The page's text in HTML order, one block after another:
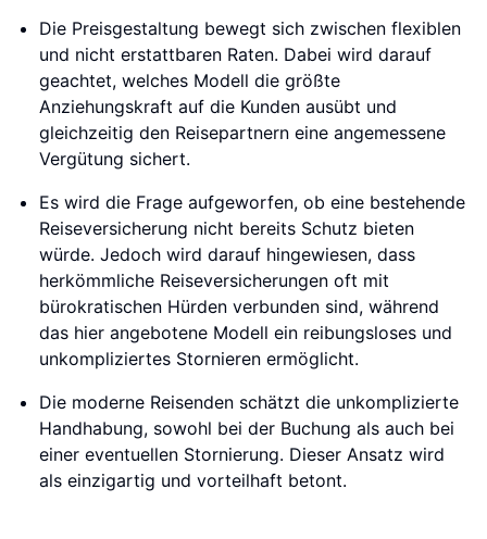
Die Preisgestaltung bewegt sich zwischen flexiblen
und nicht erstattbaren Raten. Dabei wird darauf
geachtet, welches Modell die größte
Anziehungskraft auf die Kunden ausübt und
gleichzeitig den Reisepartnern eine angemessene
Vergütung sichert.
Es wird die Frage aufgeworfen, ob eine bestehende
Reiseversicherung nicht bereits Schutz bieten
würde. Jedoch wird darauf hingewiesen, dass
herkömmliche Reiseversicherungen oft mit
bürokratischen Hürden verbunden sind, während
das hier angebotene Modell ein reibungsloses und
unkompliziertes Stornieren ermöglicht.
Die moderne Reisenden schätzt die unkomplizierte
Handhabung, sowohl bei der Buchung als auch bei
einer eventuellen Stornierung. Dieser Ansatz wird
als einzigartig und vorteilhaft betont.